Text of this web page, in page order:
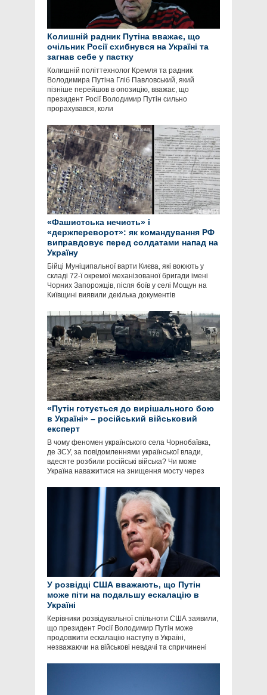
Колишній радник Путіна вважає, що
очільник Росії схибнувся на Україні та
загнав себе у пастку
Колишній політтехнолог Кремля та радник
Володимира Путіна Гліб Павловський, який
пізніше перейшов в опозицію, вважає, що
президент Росії Володимир Путін сильно
прорахувався, коли
«Фашистська нечисть» і
«держпереворот»: як командування РФ
виправдовує перед солдатами напад на
Україну
Бійці Муніципальної варти Києва, які воюють у
складі 72-ї окремої механізованої бригади імені
Чорних Запорожців, після боїв у селі Мощун на
Київщині виявили декілька документів
«Путін готується до вирішального бою
в Україні» – російський військовий
експерт
В чому феномен українського села Чорнобаївка,
де ЗСУ, за повідомленнями української влади,
вдесяте розбили російські війська? Чи може
Україна наважитися на знищення мосту через
У розвідці США вважають, що Путін
може піти на подальшу ескалацію в
Україні
Керівники розвідувальної спільноти США заявили,
що президент Росії Володимир Путін може
продовжити ескалацію наступу в Україні,
незважаючи на військові невдачі та спричинені